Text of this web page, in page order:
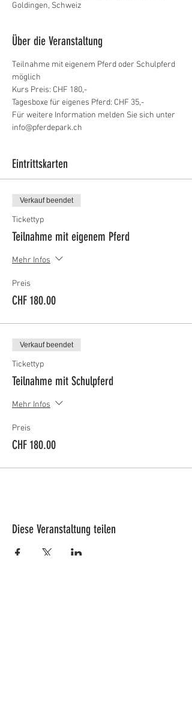
Goldingen, Schweiz
Über die Veranstaltung
Teilnahme mit eigenem Pferd oder Schulpferd
möglich
Kurs Preis: CHF 180,-
Tagesboxe für eigenes Pferd: CHF 35,-
Für weitere Information melden Sie sich unter
info@pferdepark.ch
Eintrittskarten
Verkauf beendet
Tickettyp
Teilnahme mit eigenem Pferd
Mehr Infos
Preis
CHF 180.00
Verkauf beendet
Tickettyp
Teilnahme mit Schulpferd
Mehr Infos
Preis
CHF 180.00
Diese Veranstaltung teilen